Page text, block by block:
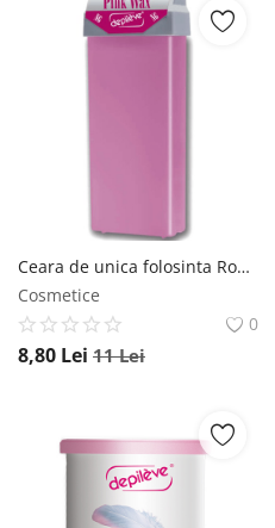
Ceara de unica folosinta Roz Depileve Pink roll-on 100 ml Depileve
Cosmetice
0
8,80 Lei 11Lei